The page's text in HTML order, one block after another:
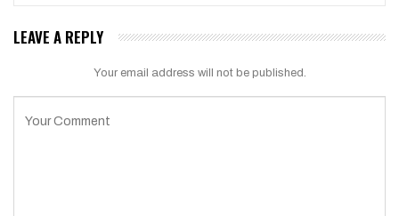
LEAVE A REPLY
Your email address will not be published.